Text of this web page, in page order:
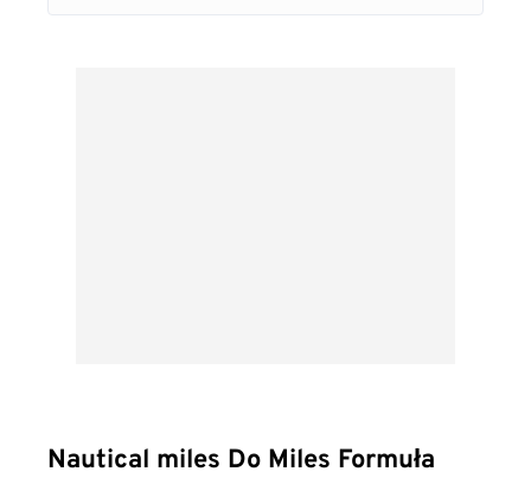
Nautical miles Do Miles Formuła